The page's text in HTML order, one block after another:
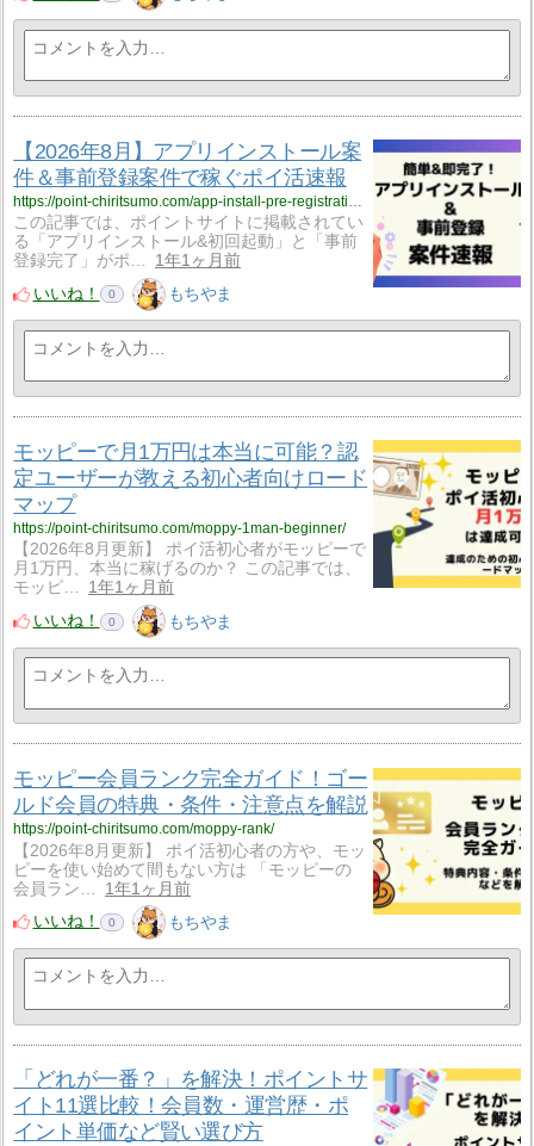
【2026年8月】アプリインストール案
件＆事前登録案件で稼ぐポイ活速報
この記事では、ポイントサイトに掲載されてい
る「アプリインストール&初回起動」と「事前
登録完了」がポ…
1年1ヶ月前
いいね！
0 もちやま
モッピーで月1万円は本当に可能？認
定ユーザーが教える初心者向けロード
マップ
https://point-chiritsumo.com/moppy-1man-beginner/
【2026年8月更新】 ポイ活初心者がモッピーで
月1万円、本当に稼げるのか？ この記事では、
モッピ…
1年1ヶ月前
いいね！
0 もちやま
モッピー会員ランク完全ガイド！ゴー
ルド会員の特典・条件・注意点を解説
https://point-chiritsumo.com/moppy-rank/
【2026年8月更新】 ポイ活初心者の方や、モッ
ピーを使い始めて間もない方は 「モッピーの
会員ラン…
1年1ヶ月前
いいね！
0 もちやま
「どれが一番？」を解決！ポイントサ
イト11選比較！会員数・運営歴・ポ
イント単価など賢い選び方